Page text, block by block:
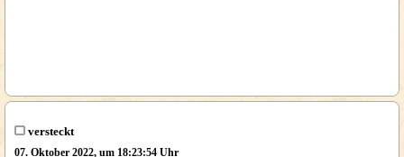
versteckt
07. Oktober 2022, um 18:23:54 Uhr